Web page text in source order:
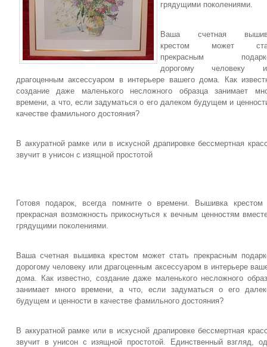
грядущими поколениями.
Ваша счетная
крестом может
прекрасным
дорогому человеку
драгоценным аксессуаром в интерьере вашего дома. Как
создание даже маленького несложного образца занимает
времени, а что, если задуматься о его далеком будущем и
качестве фамильного достояния?
В аккуратной рамке или в искусной драпировке бессмертная
звучит в унисон с изящной простотой
Готовя подарок, всегда помните о времени. Вышивка
прекрасная возможность прикоснуться к вечным ценностям
грядущими поколениями.
Ваша счетная вышивка крестом может стать прекрасным
дорогому человеку или драгоценным аксессуаром в интерьере
дома. Как известно, создание даже маленького несложного
занимает много времени, а что, если задуматься о его
будущем и ценности в качестве фамильного достояния?
В аккуратной рамке или в искусной драпировке бессмертная
звучит в унисон с изящной простотой. Единственный взгляд,